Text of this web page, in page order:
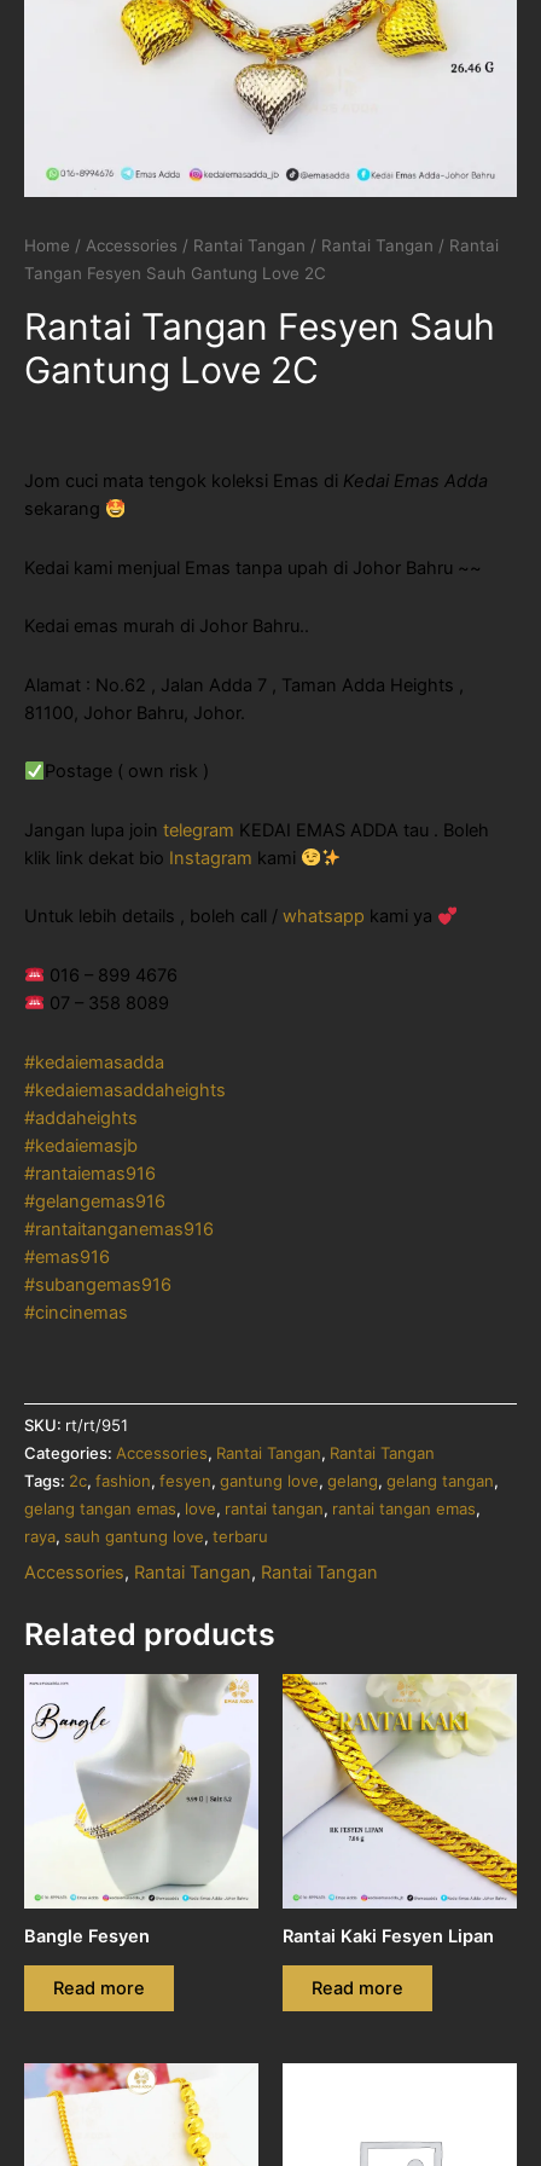
Home / Accessories / Rantai Tangan / Rantai Tangan / Rantai
Tangan Fesyen Sauh Gantung Love 2C
Rantai Tangan Fesyen Sauh
Gantung Love 2C
Jom cuci mata tengok koleksi Emas di Kedai Emas Adda
sekarang
Kedai kami menjual Emas tanpa upah di Johor Bahru ~~
Kedai emas murah di Johor Bahru..
Alamat : No.62 , Jalan Adda 7 , Taman Adda Heights ,
81100, Johor Bahru, Johor.
Postage ( own risk )
Jangan lupa join telegram KEDAI EMAS ADDA tau . Boleh
klik link dekat bio Instagram kami
Untuk lebih details , boleh call / whatsapp kami ya
016 – 899 4676
07 – 358 8089
#kedaiemasadda
#kedaiemasaddaheights
#addaheights
#kedaiemasjb
#rantaiemas916
#gelangemas916
#rantaitanganemas916
#emas916
#subangemas916
#cincinemas
SKU: rt/rt/951
Categories: Accessories, Rantai Tangan, Rantai Tangan
Tags: 2c, fashion, fesyen, gantung love, gelang, gelang tangan,
gelang tangan emas, love, rantai tangan, rantai tangan emas,
raya, sauh gantung love, terbaru
Accessories, Rantai Tangan, Rantai Tangan
Related products
Bangle Fesyen
Read more
Rantai Kaki Fesyen Lipan
Read more